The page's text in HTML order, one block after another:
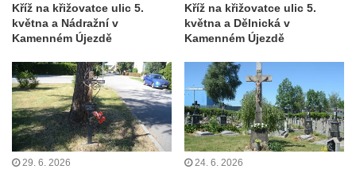
Kříž u polní cesty mezi Šluknovem a
Knížecím
Rychnově u Jablonce nad Nisou
Boží muka Anděl strážce v Kostelní ulici v
Rychnově u Jablonce nad Nisou
Centrální kříž bývalého hřbitova u kostela
svatého Václava v Rychnově u Jablonce
Kříž na křižovatce ulic 5.
května a Nádražní v
Kamenném Újezdě
Kříž na křižovatce ulic 5.
května a Dělnická v
Kamenném Újezdě
29. 6. 2026 24. 6. 2026